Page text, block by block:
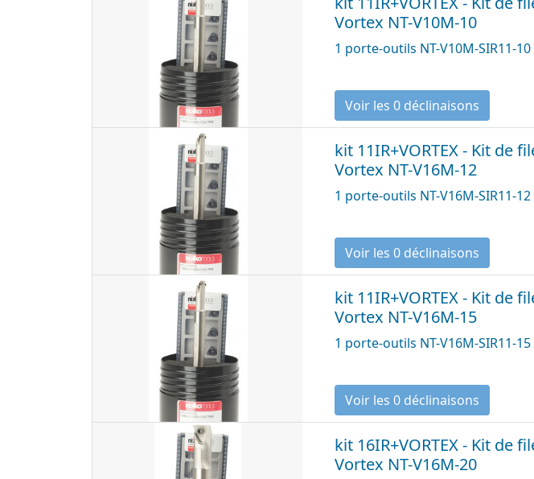
Vortex NT-V10M-10
1 porte-outils NT-V10M-SIR11-
Voir les 0 déclinaisons
kit 11IR+VORTEX - Kit de
Vortex NT-V16M-12
1 porte-outils NT-V16M-SIR11-
Voir les 0 déclinaisons
kit 11IR+VORTEX - Kit de
Vortex NT-V16M-15
1 porte-outils NT-V16M-SIR11-
Voir les 0 déclinaisons
kit 16IR+VORTEX - Kit de
Vortex NT-V16M-20